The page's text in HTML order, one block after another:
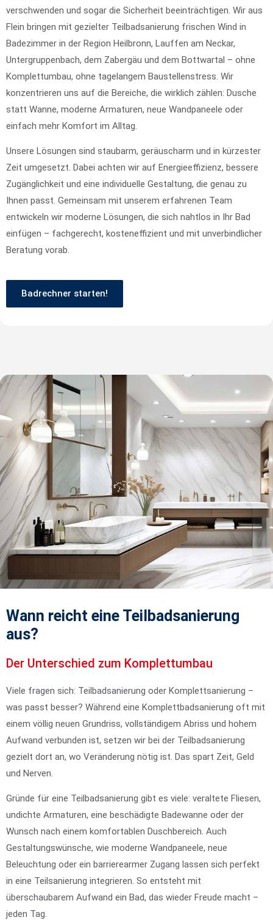
verschwenden und sogar die Sicherheit beeinträchtigen. Wir aus
Flein bringen mit gezielter Teilbadsanierung frischen Wind in
Badezimmer in der Region Heilbronn, Lauffen am Neckar,
Untergruppenbach, dem Zabergäu und dem Bottwartal – ohne
Komplettumbau, ohne tagelangem Baustellenstress. Wir
konzentrieren uns auf die Bereiche, die wirklich zählen: Dusche
statt Wanne, moderne Armaturen, neue Wandpaneele oder
einfach mehr Komfort im Alltag.
Unsere Lösungen sind staubarm, geräuscharm und in kürzester
Zeit umgesetzt. Dabei achten wir auf Energieeffizienz, bessere
Zugänglichkeit und eine individuelle Gestaltung, die genau zu
Ihnen passt. Gemeinsam mit unserem erfahrenen Team
entwickeln wir moderne Lösungen, die sich nahtlos in Ihr Bad
einfügen – fachgerecht, kosteneffizient und mit unverbindlicher
Beratung vorab.
Badrechner starten!
Wann reicht eine Teilbadsanierung
aus?
Der Unterschied zum Komplettumbau
Viele fragen sich: Teilbadsanierung oder Komplettsanierung –
was passt besser? Während eine Komplettbadsanierung oft mit
einem völlig neuen Grundriss, vollständigem Abriss und hohem
Aufwand verbunden ist, setzen wir bei der Teilbadsanierung
gezielt dort an, wo Veränderung nötig ist. Das spart Zeit, Geld
und Nerven.
Gründe für eine Teilbadsanierung gibt es viele: veraltete Fliesen,
undichte Armaturen, eine beschädigte Badewanne oder der
Wunsch nach einem komfortablen Duschbereich. Auch
Gestaltungswünsche, wie moderne Wandpaneele, neue
Beleuchtung oder ein barrierearmer Zugang lassen sich perfekt
in eine Teilsanierung integrieren. So entsteht mit
überschaubarem Aufwand ein Bad, das wieder Freude macht –
jeden Tag.